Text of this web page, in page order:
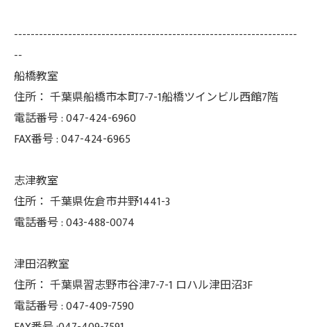
--------------------------------------------------------------------
--
船橋教室
住所： 千葉県船橋市本町7-7-1船橋ツインビル西館7階
電話番号 :047-424-6960
FAX番号 :047-424-6965
志津教室
住所： 千葉県佐倉市井野1441-3
電話番号 :043-488-0074
津田沼教室
住所： 千葉県習志野市谷津7-7-1 ロハル津田沼3F
電話番号 :047-409-7590